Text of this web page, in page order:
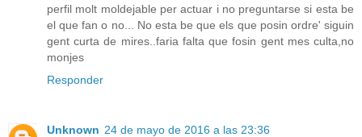
perfil molt moldejable per actuar i no preguntarse si esta be
el que fan o no... No esta be que els que posin ordre' siguin
gent curta de mires..faria falta que fosin gent mes culta,no
monjes
Responder
Unknown 24 de mayo de 2016 a las 23:36